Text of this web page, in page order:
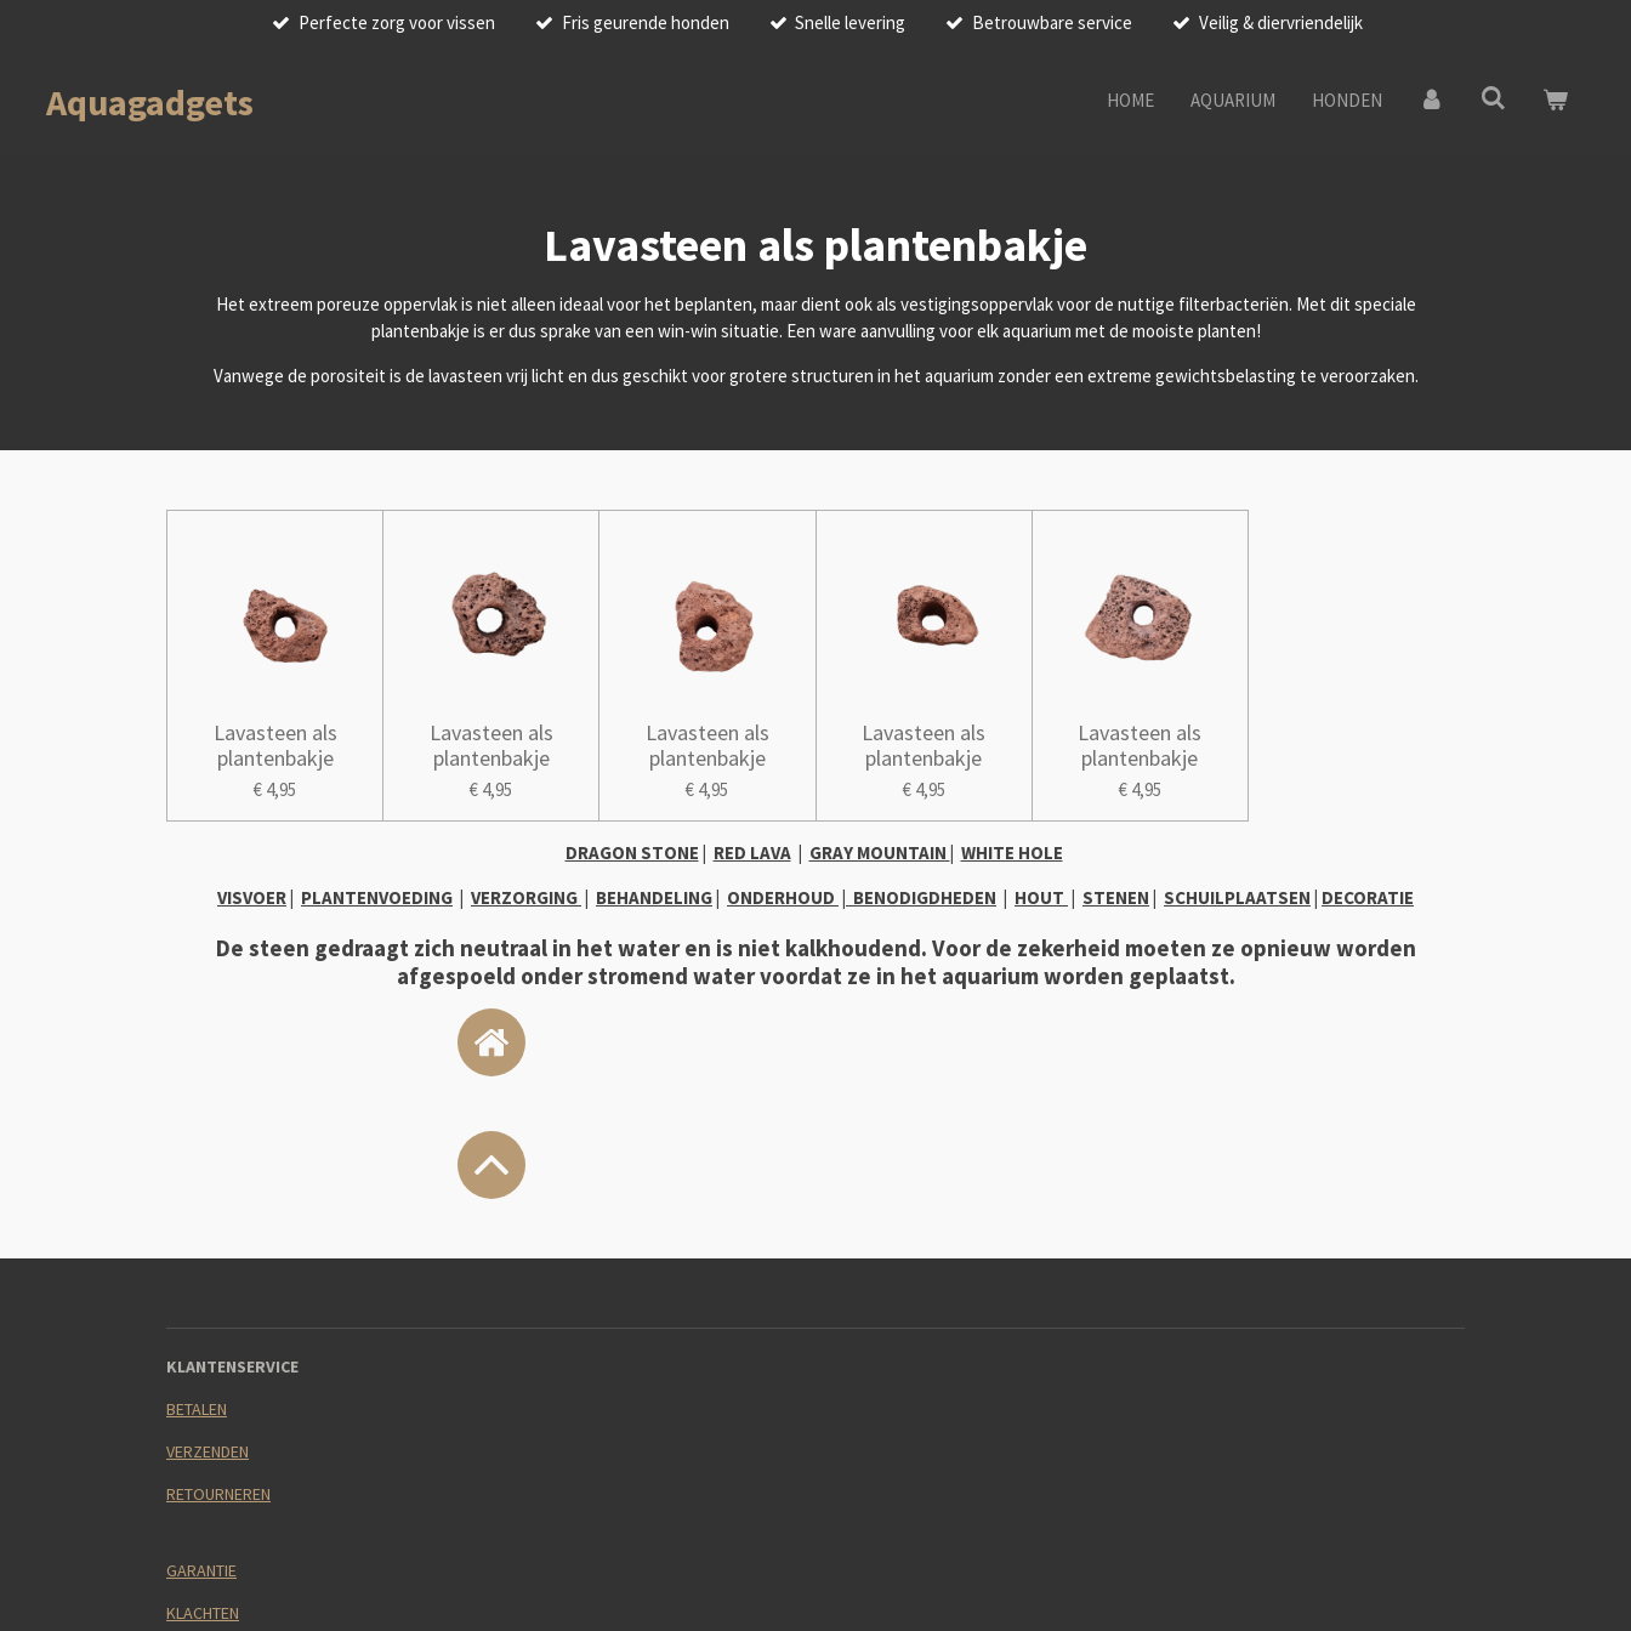
Perfecte zorg voor vissen Fris geurende honden Snelle levering Betrouwbare service Veilig & diervriendelijk
Aquagadgets HOME AQUARIUM HONDEN
Lavasteen als plantenbakje
Het extreem poreuze oppervlak is niet alleen ideaal voor het beplanten, maar dient ook als vestigingsoppervlak voor de nuttige filterbacteriën. Met dit speciale
plantenbakje is er dus sprake van een win-win situatie. Een ware aanvulling voor elk aquarium met de mooiste planten!
Vanwege de porositeit is de lavasteen vrij licht en dus geschikt voor grotere structuren in het aquarium zonder een extreme gewichtsbelasting te veroorzaken.
Lavasteen als
plantenbakje
€ 4,95
Lavasteen als
plantenbakje
€ 4,95
Lavasteen als
plantenbakje
€ 4,95
Lavasteen als
plantenbakje
€ 4,95
Lavasteen als
plantenbakje
€ 4,95
DRAGON STONE RED LAVA| GRAY MOUNTAIN
WHITE HOLE
VISVOER
PLANTENVOEDING VERZORGING BEHANDELING ONDERHOUD BENODIGDHEDEN HOUT STENEN SCHUILPLAATSEN DECORATIE
De steen gedraagt zich neutraal in het water en is niet kalkhoudend. Voor de zekerheid moeten ze opnieuw worden
afgespoeld onder stromend water voordat ze in het aquarium worden geplaatst.
KLANTENSERVICE
BETALEN
VERZENDEN
RETOURNEREN
GARANTIE
KLACHTEN